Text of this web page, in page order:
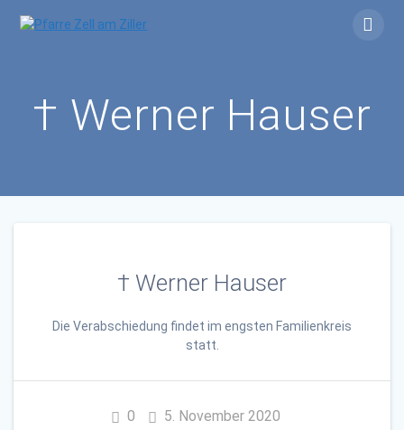
† Werner Hauser
† Werner Hauser
Die Verabschiedung findet im engsten Familienkreis
statt.
0 5. November 2020